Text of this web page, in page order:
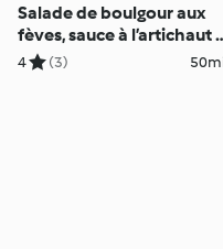
Salade de boulgour aux
fèves, sauce à l’artichaut
au tahini
4 (3)